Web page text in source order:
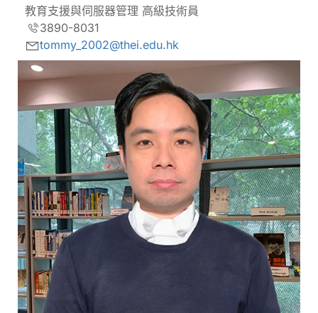
教育支援與伺服器管理 高級技術員
3890-8031
tommy_2002@thei.edu.hk